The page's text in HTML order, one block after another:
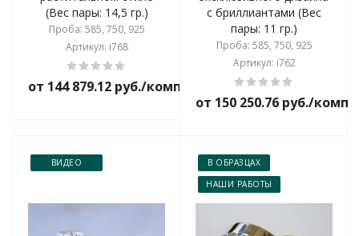
(Вес пары: 14,5 гр.)
Проба: 585, 750, 925
Артикул: i768
от 144 879.12 руб./комплект
с бриллиантами (Вес
пары: 11 гр.)
Проба: 585, 750, 925
Артикул: i762
от 150 250.76 руб./
ВИДЕО
В ОБРАЗЦАХ
НАШИ РАБОТЫ